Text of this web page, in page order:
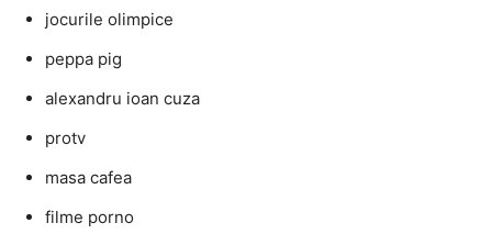
jocurile olimpice
peppa pig
alexandru ioan cuza
protv
masa cafea
filme porno